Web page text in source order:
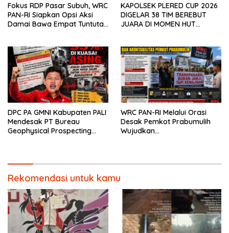
Fokus RDP Pasar Subuh, WRC
PAN-RI Siapkan Opsi Aksi
Damai Bawa Empat Tuntutan
KAPOLSEK PLERED CUP 2026
DIGELAR 38 TIM BEREBUT
JUARA DI MOMEN HUT
DPC PA GMNI Kabupaten PALI
Mendesak PT Bureau
Geophysical Prospecting
Seismik 3D PEONY
WRC PAN-RI Melalui Orasi
Desak Pemkot Prabumulih
Wujudkan
Rekomendasi untuk kamu